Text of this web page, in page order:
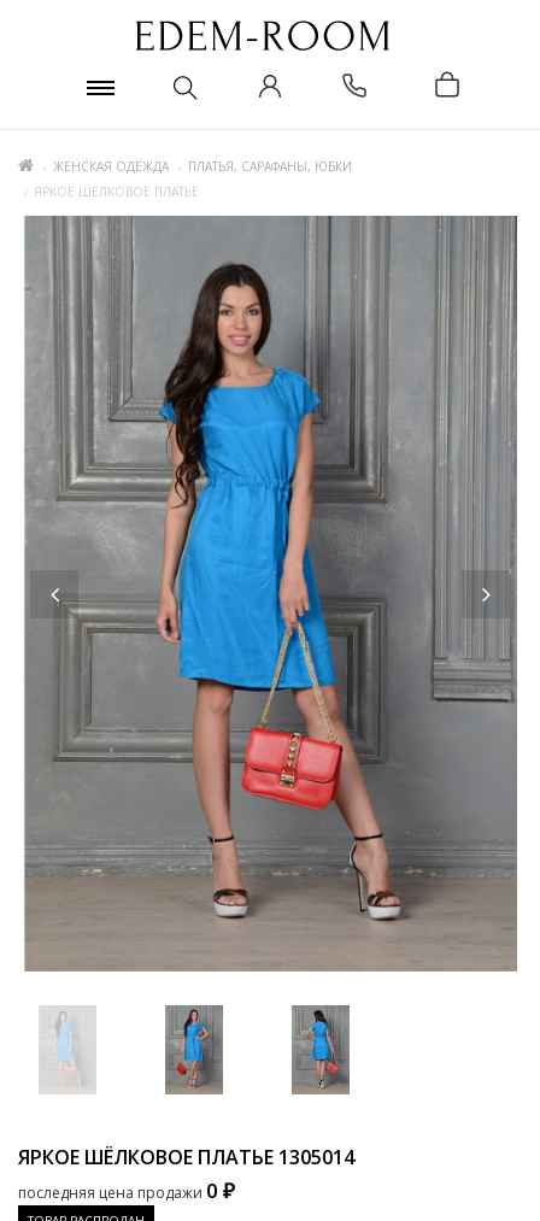
ЖЕНСКАЯ ОДЕЖДА
ПЛАТЬЯ, САРАФАНЫ, ЮБКИ
ЯРКОЕ ШЁЛКОВОЕ ПЛАТЬЕ
ЯРКОЕ ШЁЛКОВОЕ ПЛАТЬЕ 1305014
последняя цена продажи 0 ₽